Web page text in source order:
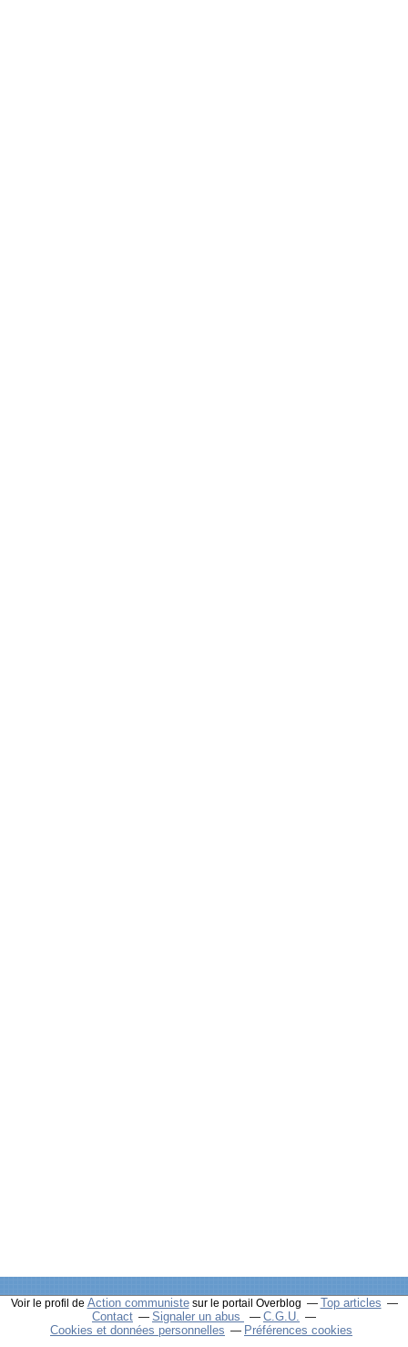
Voir le profil de Action communistesur le portail Overblog
Top articles
Contact
Signaler un abus
C.G.U.
Cookies et données personnelles
Préférences cookies